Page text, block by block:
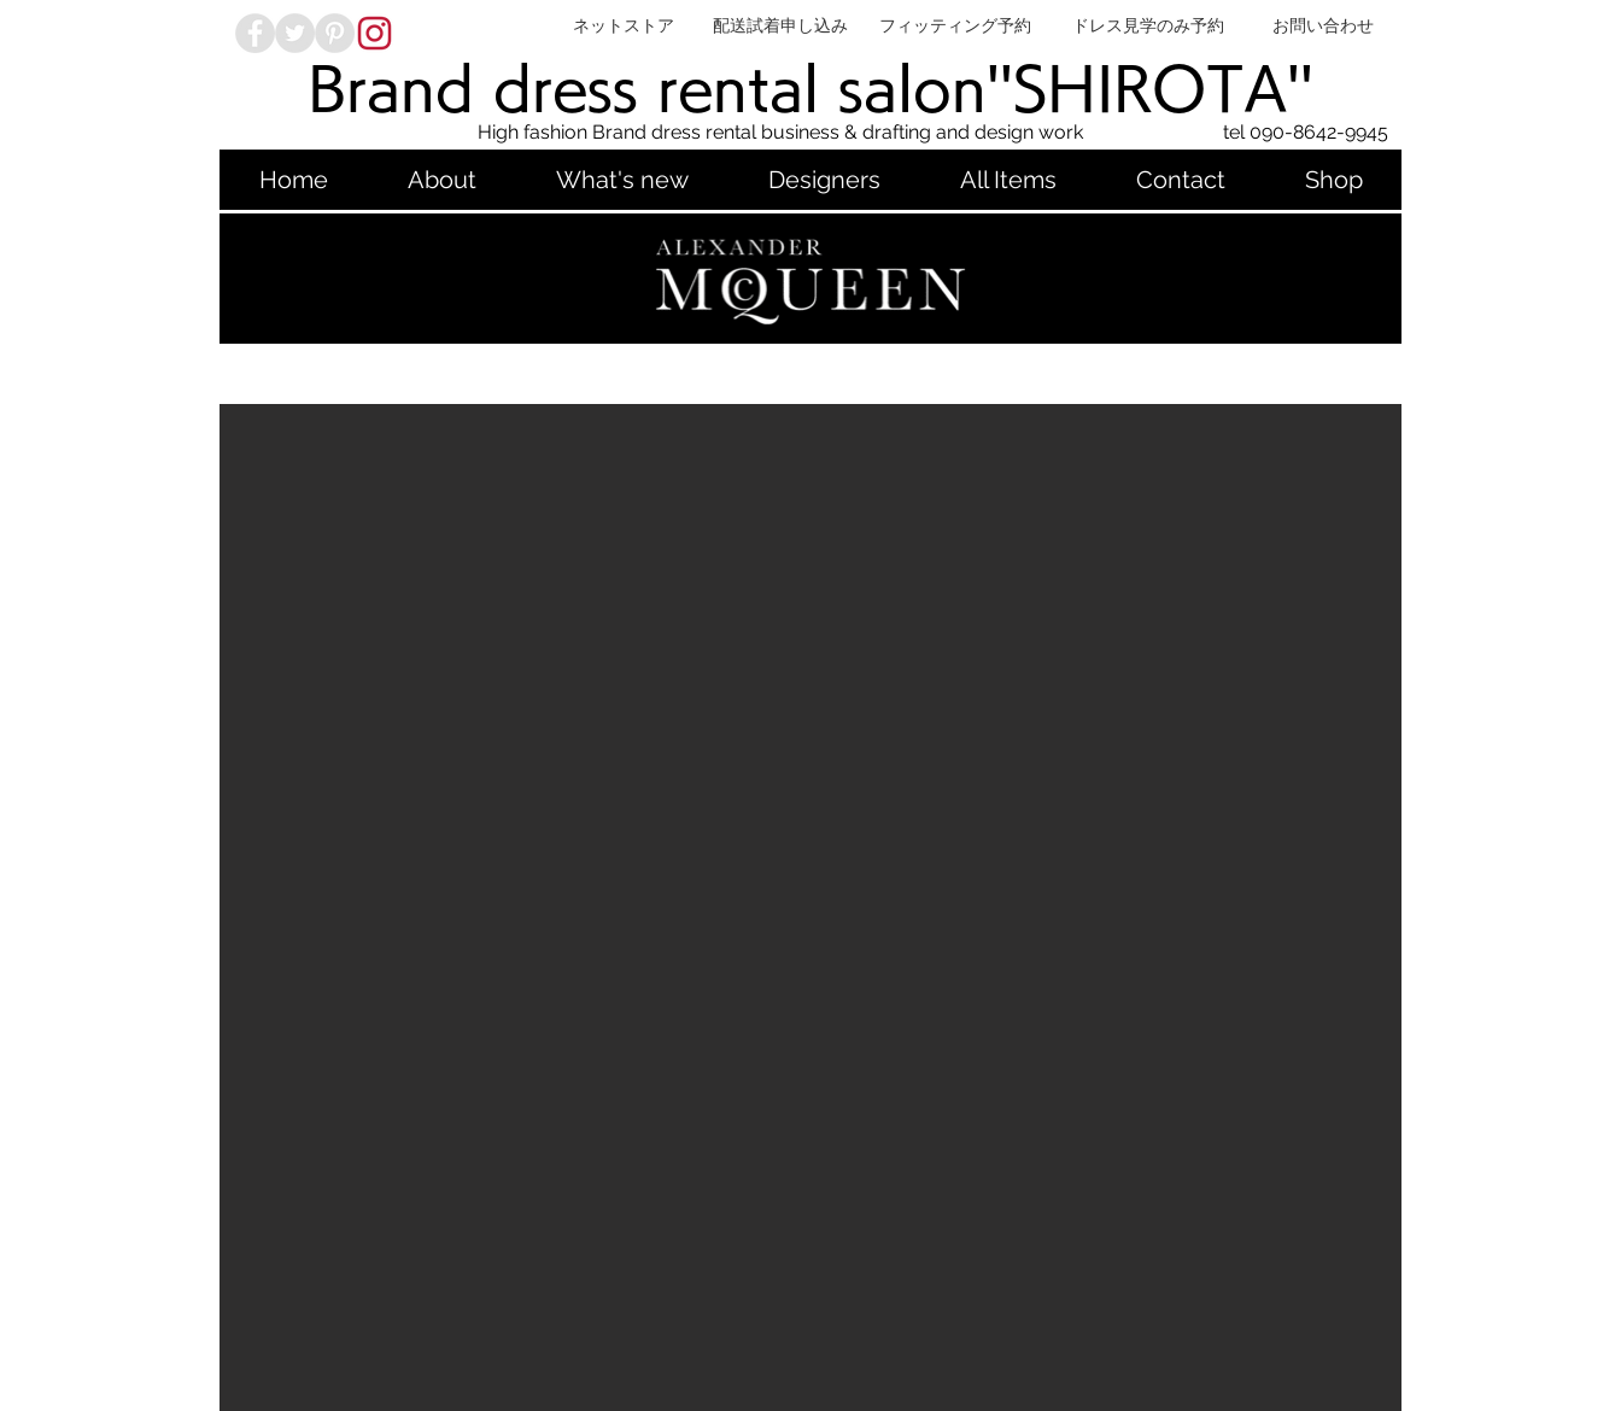
ネットストア 配送試着申し込み フィッティング予約 ドレス見学のみ予約 お問い合わせ
Brand dress rental salon''SHIROTA''
High fashion Brand dress rental business & drafting and design work tel 090-8642-9945
Home About What's new Designers All Items Contact Shop